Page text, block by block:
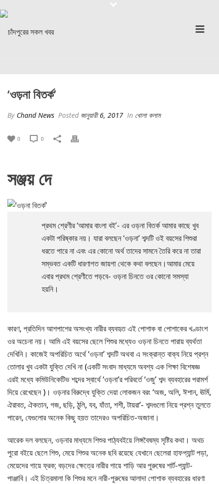
‘ওড়না বিতর্ক’
By Chand News Posted জানুয়ারী 6, 2017 In খোলা কলাম
0 0
সঞ্জয় দে
প্রথম শ্রেণীর ‘আমার বাংলা বই’- এর ওড়না বিতর্ক আমার কাছে খুব
একটা পরিষ্কার নয়। যারা বলছেন ‘ওড়না’ শব্দটি ওই বয়সের শিশুরা
ধরতে পারে না এবং এর কোনো অর্থ তাদের সামনে তৈরি করে না তারা
সম্ভবত একটি ধারণাগত জায়গা থেকে কথা বলছেন।আমার মেয়ে
এবার প্রথম শ্রেণীতে পড়বে- ওড়না চিনতে ওর কোনো সমস্যা
হয়নি।
কারণ, প্রতিদিন আশপাশের অসংখ্য নারীর ব্যবহৃত এই পোশাক বা পোশাকের খণ্ডাংশ
ওর অচেনা নয়। আমি এই বয়সের ছেলে শিশুর মধ্যেও ওড়না চিনতে পারায় ব্যর্থতা
দেখিনি। কাজেই অপরিচিত অর্থে ‘ওড়না’ শব্দটি অথবা এ সংক্রান্ত বাক্য নিয়ে প্রশ্ন
তোলার খুব একটা যুক্তি দেখি না (একটি সংবাদ মাধ্যমে অবশ্য এক শিক্ষা বিশেষজ্ঞ
এরই মধ্যে কমিউনিকেটিভ শব্দের স্বার্থে ‘ওড়না’র পরিবর্তে ‘ওজু’ শব্দ ব্যবহারের পরামর্শ
দিয়ে রেখেছেন )। ওড়নার বিরুদ্ধে যুক্তি দেয়া লোকজন বরং ‘অজ, অলি, ঈশান, ঊর্মি,
ঐরাবত, ঐকতান, গজ, ছড়ি, ঠুলি, যব, যাঁতা, শশী, টায়রা’- শব্দগুলো নিয়ে প্রশ্ন তুলতে
পারেন, যেগুলোর অনেক কিছু হয়ত তাদেরও অপরিচিত-অজানা।
আরেক দল বলছেন, ওড়নার মাধ্যমে শিশুর পাঠ্যবইয়ে লিঙ্গবৈষম্য সৃষ্টির কথা। অথচ
পুরো বইয়ে ছেলে শিশু, মেয়ে শিশুর অনেক ছবি রয়েছে যেখানে ছেলেরা হাফপ্যান্ট পড়া,
মেয়েদের গায়ে ফ্রক; বড়দের ক্ষেত্রে নারীর গায়ে শাড়ি আর পুরুষের শার্ট-প্যান্ট-
পাঞ্জাবি। এই চিত্রমালা কি শিশুর মনে নারী-পুরুষের আলাদা পোশাক ব্যবহারের ধারণা